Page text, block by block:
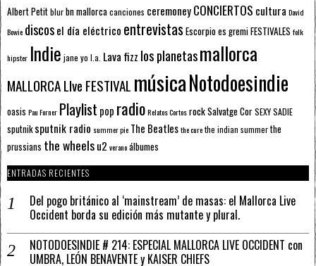
Albert Petitblurbn mallorcacanciones ceremoneyCONCIERTOS cultura David
Bowie discosel día eléctrico entrevistas Escorpioes gremiFESTIVALES folk
hipster Indie jane yo l.a. Lava fizz los planetasmallorca
MALLORCA LIve FESTIVAL músicaNotodoesindie
oasis Pau Forner Playlist pop radioRelatos CortosrockSalvatge CorSEXY SADIE
sputnik sputnik radio summer pie The Beatlesthe curethe indian summerthe
prussians the wheelsu2 veranoálbumes
ENTRADAS RECIENTES
Del pogo británico al ‘mainstream’ de masas: el Mallorca Live
Occident borda su edición más mutante y plural.
NOTODOESINDIE # 214: ESPECIAL MALLORCA LIVE OCCIDENT con
UMBRA, LEÓN BENAVENTE y KAISER CHIEFS